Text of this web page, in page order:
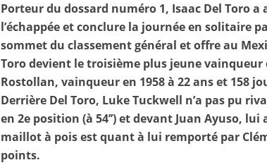
Porteur du dossard numéro 1, Isaac Del Toro
l’échappée et conclure la journée en solitaire
sommet du classement général et offre au
Toro devient le troisième plus jeune vainqueur
Rostollan, vainqueur en 1958 à 22 ans et 158
Derrière Del Toro, Luke Tuckwell n’a pas pu
en 2e position (à 54’’) et devant Juan Ayuso,
maillot à pois est quant à lui remporté par
points.